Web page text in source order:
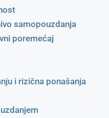
samopouzdanja
poremećaj
i rizična ponašanja